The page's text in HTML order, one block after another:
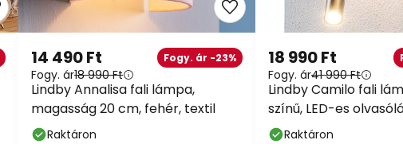
Lindby Annalisa fali lámpa,
magasság 20 cm, fehér, textil
14 490 Ft Fogy. ár -23%
Fogy. ár18 990 Ft
Raktáron
Lindby Camilo fali
színű, LED-es
18 990 Ft
Fogy. ár41 990 Ft
Raktáron